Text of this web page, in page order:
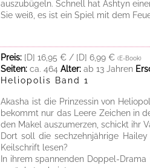
auszubügeln. Schnell hat Ashtyn
Sie weiß, es ist ein Spiel mit dem
Preis: [D] 16,95 € / [D] 6,99 € (E-Book)
Seiten: ca. 464 Alter: ab 13 Jahren
Heliopolis Band 1
Akasha ist die Prinzessin von
bekommt nur das Leere Zeichen in
den Makel auszumerzen, schickt ihr
Dort soll die sechzehnjährige
Keilschrift lesen?
In ihrem spannenden Doppel-